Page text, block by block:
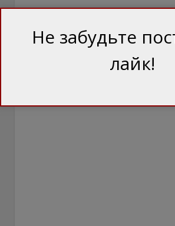
Не забудьте
лайк!